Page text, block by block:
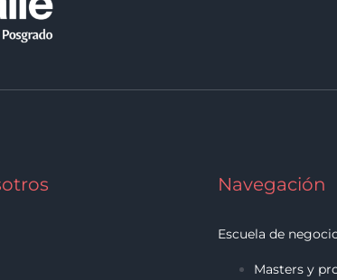
Navegación
Escuela de
Masters y